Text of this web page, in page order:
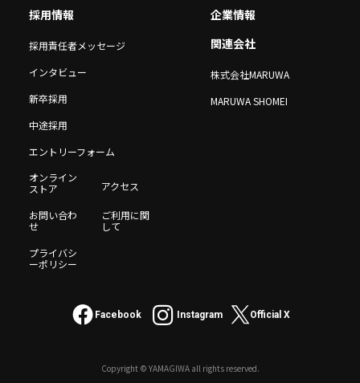
採用情報
採用責任者メッセージ
インタビュー
新卒採用
中途採用
エントリーフォーム
企業情報
関連会社
株式会社MARUWA
MARUWA SHOMEI
オンライン
ストア
アクセス
お問い合わ
せ
ご利用に関
して
プライバシ
ーポリシー
Facebook Instagram Official X
Copyright © YAMAGIWA all rights reserved.